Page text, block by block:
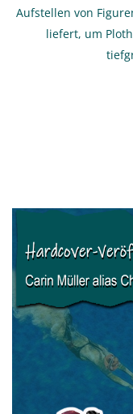
Aufstellen von
liefert, um